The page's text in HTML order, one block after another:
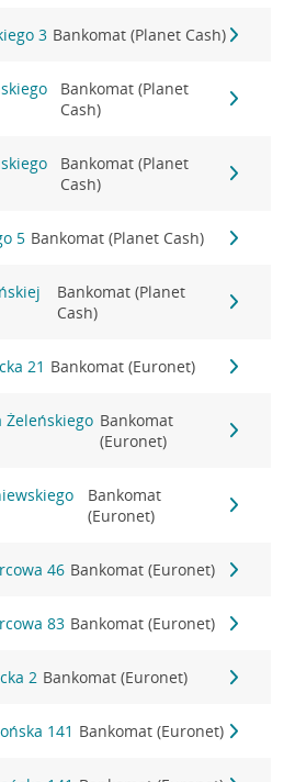
3 Bankomat (Planet Cash)
Bankomat (Planet
Cash)
Bankomat (Planet
Cash)
5 Bankomat (Planet Cash)
Bankomat (Planet
Cash)
21 Bankomat (Euronet)
Żeleńskiego Bankomat
(Euronet)
Bankomat
(Euronet)
46 Bankomat (Euronet)
83 Bankomat (Euronet)
2 Bankomat (Euronet)
141 Bankomat (Euronet)